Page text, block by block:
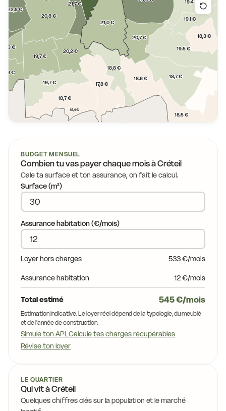
18,4 €
21,7 €
18,7 €
20,7 €
19,4 €
19,8 €
20,2 €
18,6 €
18,3 €
19,7 €
19,1 €
19,9 €
19,5 €
19,7 €
18,8 €
18,5 €
22,8 €
18,7 €
17,8 €
20,8 €
21,0 €
BUDGET MENSUEL
Combien tu vas payer chaque mois àCréteil
Cale ta surface et ton assurance, on fait le calcul.
Surface (m²)
Assurance habitation (€/mois)
Loyer hors charges 533 €/mois
Assurance habitation 12 €/mois
Total estimé 545 €/mois
Estimation indicative. Le loyer réel dépend de la typologie, du meublé
et de l'année de construction.
Simule ton APLCalcule tes charges récupérables
Révise ton loyer
LE QUARTIER
Qui vit à Créteil
Quelques chiffres clés sur la population et le marché